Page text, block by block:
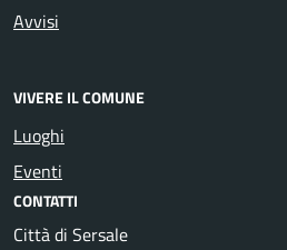
Avvisi
VIVERE IL COMUNE
Luoghi
Eventi
CONTATTI
Città di Sersale